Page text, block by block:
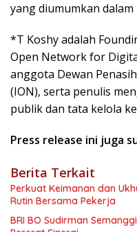
yang diumumkan
*T Koshy adalah
Open Network for
anggota Dewan
(ION), serta penulis
publik dan tata kelola
Press release ini juga
Berita Terkait
Perkuat Keimanan dan
Rutin Bersama Pekerja
BRI BO Sudirman